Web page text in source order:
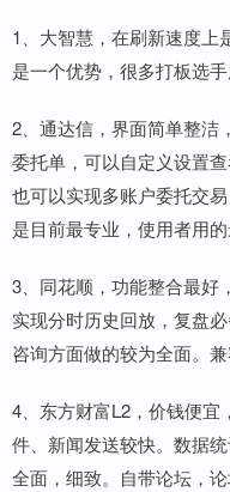
1、大智慧，在刷新速度上
是一个优势，很多打板选
2、通达信，界面简单整洁
委托单，可以自定义设置
也可以实现多账户委托交
是目前最专业，使用者用的
3、同花顺，功能整合最好
实现分时历史回放，复盘
咨询方面做的较为全面。
4、东方财富L2，价钱便
件、新闻发送较快。数据
全面，细致。自带论坛，